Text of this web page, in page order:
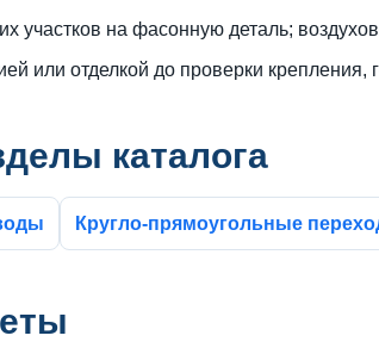
участков на фасонную деталь;
или отделкой до проверки
каталога
Кругло-прямоугольные